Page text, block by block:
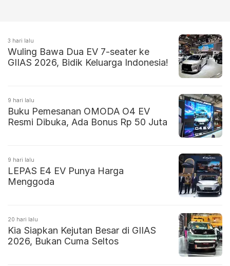
3 hari lalu
Wuling Bawa Dua EV 7-seater ke
GIIAS 2026, Bidik Keluarga Indonesia!
9 hari lalu
Buku Pemesanan OMODA O4 EV
Resmi Dibuka, Ada Bonus Rp 50 Juta
9 hari lalu
LEPAS E4 EV Punya Harga
Menggoda
20 hari lalu
Kia Siapkan Kejutan Besar di GIIAS
2026, Bukan Cuma Seltos